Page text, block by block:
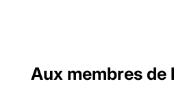
Aux membres